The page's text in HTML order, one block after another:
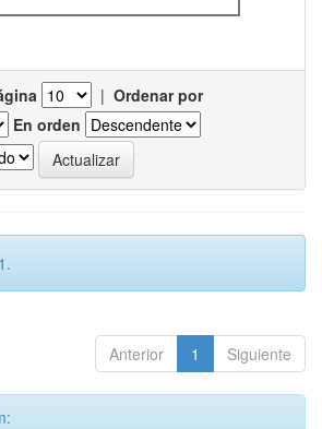
| Ordenar por
En orden
Anterior 1 Siguiente